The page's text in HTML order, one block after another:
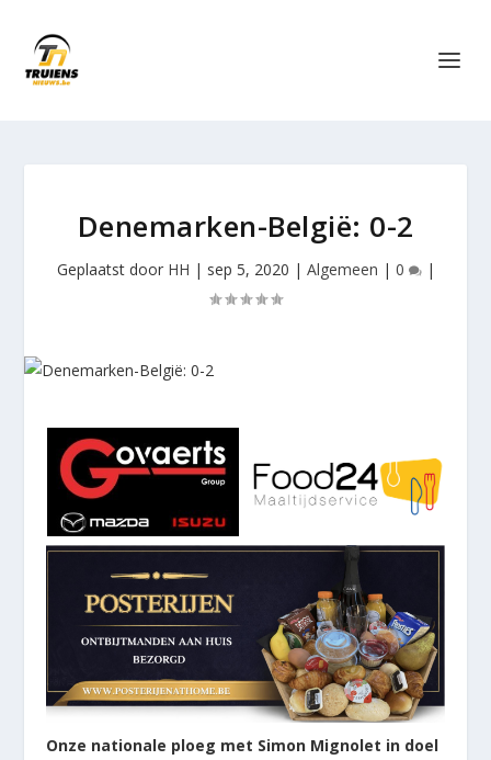
Denemarken-België: 0-2
Geplaatst door HH | sep 5, 2020 | Algemeen | 0 |
Onze nationale ploeg met Simon Mignolet in doel